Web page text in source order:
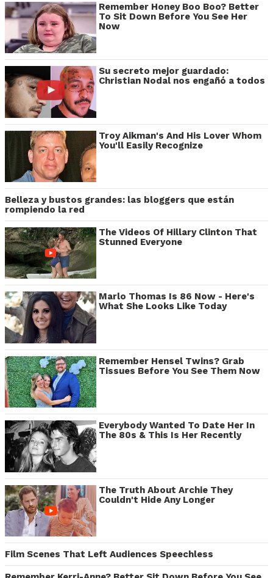
Remember Honey Boo Boo? Better
To Sit Down Before You See Her
Now
Su secreto mejor guardado:
Christian Nodal nos engañó a todos
Troy Aikman's And His Lover Whom
You'll Easily Recognize
Belleza y bustos grandes: las bloggers que están
rompiendo la red
The Videos Of Hillary Clinton That
Stunned Everyone
Marlo Thomas Is 86 Now - Here's
What She Looks Like Today
Remember Hensel Twins? Grab
Tissues Before You See Them Now
Everybody Wanted To Date Her In
The 80s & This Is Her Recently
The Truth About Archie They
Couldn't Hide Any Longer
Film Scenes That Left Audiences Speechless